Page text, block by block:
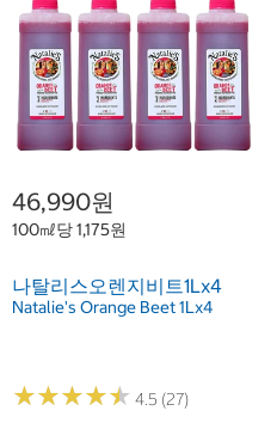
46,990원
100㎖당 1,175원
나탈리스오렌지비트1Lx4
Natalie's Orange Beet 1Lx4
★★★★★
★★★★★ 4.5 (27)